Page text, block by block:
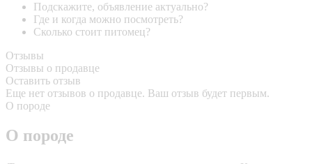
Подскажите, объявление актуально?
Где и когда можно посмотреть?
Сколько стоит питомец?
Отзывы
Отзывы о продавце
Оставить отзыв
Еще нет отзывов о продавце. Ваш отзыв будет первым.
О породе
О породе